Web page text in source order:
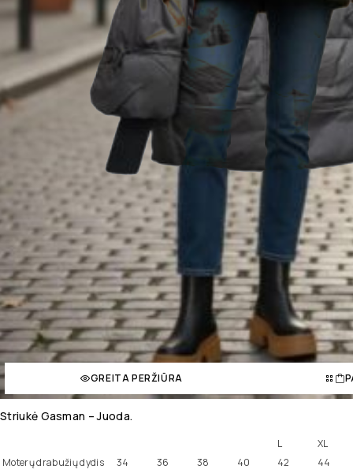
GREITA PERŽIŪRA
Striukė Gasman – Juoda.
L
XL
Moterų drabužių dydis
34 36 38 40 42
44